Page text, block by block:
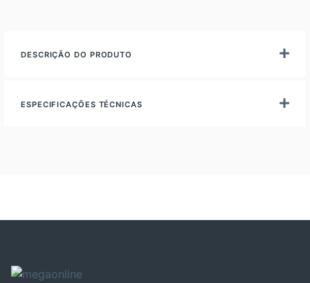
DESCRIÇÃO DO PRODUTO
ESPECIFICAÇÕES TÉCNICAS